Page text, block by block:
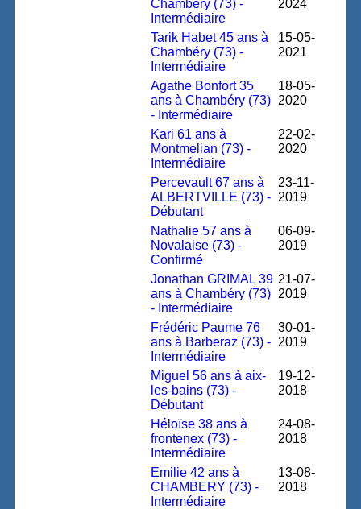
Chambéry (73) -
Intermédiaire
2024
Tarik Habet 45 ans à
Chambéry (73) -
Intermédiaire
15-05-
2021
Agathe Bonfort 35
ans à Chambéry (73)
- Intermédiaire
18-05-
2020
Kari 61 ans à
Montmelian (73) -
Intermédiaire
22-02-
2020
Percevault 67 ans à
ALBERTVILLE (73) -
Débutant
23-11-
2019
Nathalie 57 ans à
Novalaise (73) -
Confirmé
06-09-
2019
Jonathan GRIMAL 39
ans à Chambéry (73)
- Intermédiaire
21-07-
2019
Frédéric Paume 76
ans à Barberaz (73) -
Intermédiaire
30-01-
2019
Miguel 56 ans à aix-
les-bains (73) -
Débutant
19-12-
2018
Héloïse 38 ans à
frontenex (73) -
Intermédiaire
24-08-
2018
Emilie 42 ans à
CHAMBERY (73) -
Intermédiaire
13-08-
2018